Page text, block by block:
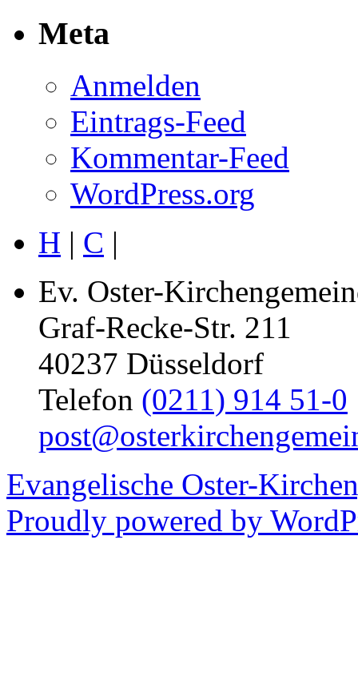
Meta
Anmelden
Eintrags-Feed
Kommentar-Feed
WordPress.org
H | C |
Ev. Oster-
Graf-Recke-Str. 211
40237 Düsseldorf
Telefon (0211) 914 51-0
Evangelische Oster-
Proudly powered by